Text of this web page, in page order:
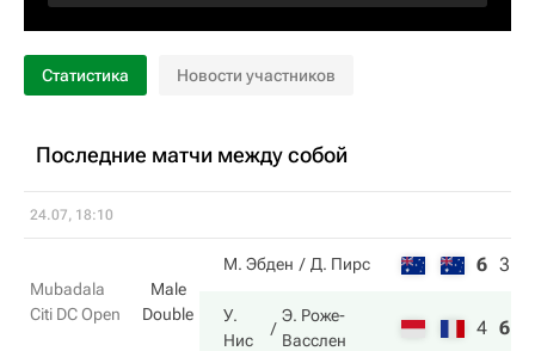
Статистика Новости участников
Последние матчи между собой
24.07, 18:10
Mubadala
Citi DC Open
Male
Double
М. Эбден Д. Пирс 6 3
У.
Нис
Э. Роже-
Васслен
4 6